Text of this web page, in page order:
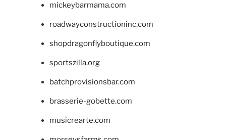
mickeybarmama.com
roadwayconstructioninc.com
shopdragonflyboutique.com
sportszilla.org
batchprovisionsbar.com
brasserie-gobette.com
musicrearte.com